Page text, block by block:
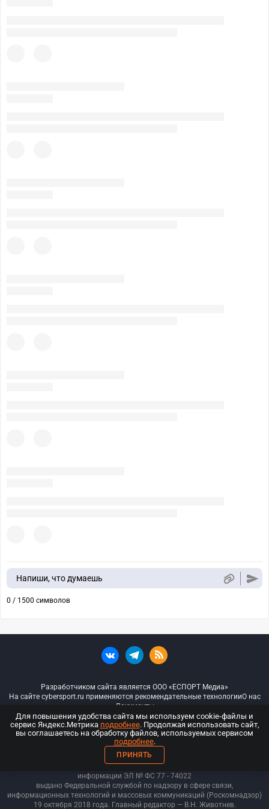
Напиши, что думаешь
0 / 1500 символов
Разработчиком сайта является ООО «ЕСПОРТ Медиа»
На сайте cybersport.ru применяются рекомендательные технологииО нас
Документы
© ООО «Киберспорт.ру» — Все права защищены
18+
ООО «Киберспорт.ру». Свидетельство о регистрации средств массовой
информации ЭЛ № ФС 77 - 74022
выдано Федеральной службой по надзору в сфере связи,
информационных технологий и массовых коммуникаций (Роскомнадзор)
19 октября 2018 года. Главный редактор — В.Н. Животнев.
Для повышения удобства сайта мы используем cookie-файлы и
сервис Яндекс.Метрика подробнее. Продолжая использовать сайт,
вы соглашаетесь на обработку файлов, используемых сервисом
подробнее.
ПРИНЯТЬ